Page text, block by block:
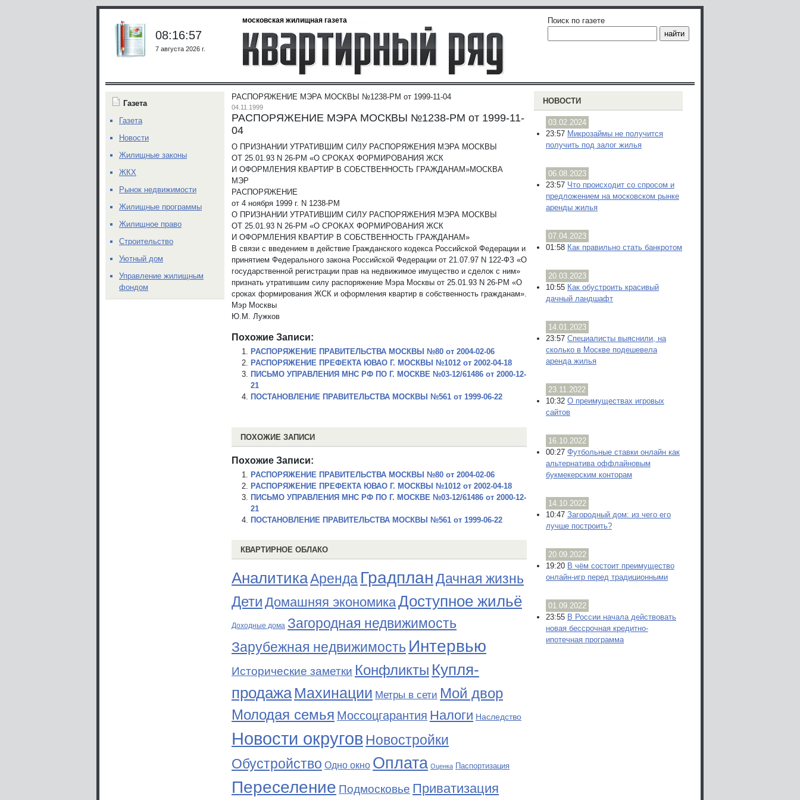
московская жилищная газета
08:16:57
7 августа 2026 г.
Поиск по газете
РАСПОРЯЖЕНИЕ МЭРА МОСКВЫ №1238-РМ от 1999-11-04
04.11.1999
РАСПОРЯЖЕНИЕ МЭРА МОСКВЫ №1238-РМ от 1999-11-
04
О ПРИЗНАНИИ УТРАТИВШИМ СИЛУ РАСПОРЯЖЕНИЯ МЭРА МОСКВЫ
ОТ 25.01.93 N 26-РМ «О СРОКАХ ФОРМИРОВАНИЯ ЖСК
И ОФОРМЛЕНИЯ КВАРТИР В СОБСТВЕННОСТЬ ГРАЖДАНАМ»МОСКВА
МЭР
РАСПОРЯЖЕНИЕ
от 4 ноября 1999 г. N 1238-РМ
О ПРИЗНАНИИ УТРАТИВШИМ СИЛУ РАСПОРЯЖЕНИЯ МЭРА МОСКВЫ
ОТ 25.01.93 N 26-РМ «О СРОКАХ ФОРМИРОВАНИЯ ЖСК
И ОФОРМЛЕНИЯ КВАРТИР В СОБСТВЕННОСТЬ ГРАЖДАНАМ»
В связи с введением в действие Гражданского кодекса Российской Федерации и
принятием Федерального закона Российской Федерации от 21.07.97 N 122-ФЗ «О
государственной регистрации прав на недвижимое имущество и сделок с ним»
признать утратившим силу распоряжение Мэра Москвы от 25.01.93 N 26-РМ «О
сроках формирования ЖСК и оформления квартир в собственность гражданам».
Мэр Москвы
Ю.М. Лужков
Похожие Записи:
РАСПОРЯЖЕНИЕ ПРАВИТЕЛЬСТВА МОСКВЫ №80 от 2004-02-06
РАСПОРЯЖЕНИЕ ПРЕФЕКТА ЮВАО Г. МОСКВЫ №1012 от 2002-04-18
ПИСЬМО УПРАВЛЕНИЯ МНС РФ ПО Г. МОСКВЕ №03-12/61486 от 2000-12-
21
ПОСТАНОВЛЕНИЕ ПРАВИТЕЛЬСТВА МОСКВЫ №561 от 1999-06-22
ПОХОЖИЕ ЗАПИСИ
Похожие Записи:
РАСПОРЯЖЕНИЕ ПРАВИТЕЛЬСТВА МОСКВЫ №80 от 2004-02-06
РАСПОРЯЖЕНИЕ ПРЕФЕКТА ЮВАО Г. МОСКВЫ №1012 от 2002-04-18
ПИСЬМО УПРАВЛЕНИЯ МНС РФ ПО Г. МОСКВЕ №03-12/61486 от 2000-12-
21
ПОСТАНОВЛЕНИЕ ПРАВИТЕЛЬСТВА МОСКВЫ №561 от 1999-06-22
КВАРТИРНОЕ ОБЛАКО
АналитикаАренда ГрадпланДачная жизнь
Дети Домашняя экономикаДоступное жильё
Доходные дома Загородная недвижимость
Зарубежная недвижимость Интервью
Исторические заметки Конфликты Купля-
продажа Махинации Метры в сети Мой двор
Молодая семья Моссоцгарантия Налоги Наследство
Новости округов Новостройки
Обустройство Одно окно Оплата Оценка Паспортизация
Переселение Подмосковье Приватизация
НОВОСТИ
03.02.2024
23:57 Микрозаймы не получится
получить под залог жилья
06.08.2023
23:57 Что происходит со спросом и
предложением на московском рынке
аренды жилья
07.04.2023
01:58 Как правильно стать банкротом
20.03.2023
10:55 Как обустроить красивый
дачный ландшафт
14.01.2023
23:57 Специалисты выяснили, на
сколько в Москве подешевела
аренда жилья
23.11.2022
10:32 О преимуществах игровых
сайтов
16.10.2022
00:27 Футбольные ставки онлайн как
альтернатива оффлайновым
букмекерским конторам
14.10.2022
10:47 Загородный дом: из чего его
лучше построить?
20.09.2022
19:20 В чём состоит преимущество
онлайн-игр перед традиционными
01.09.2022
23:55 В России начала действовать
новая бессрочная кредитно-
ипотечная программа
Газета
Газета
Новости
Жилищные законы
ЖКХ
Рынок недвижимости
Жилищные программы
Жилищное право
Строительство
Уютный дом
Управление жилищным
фондом